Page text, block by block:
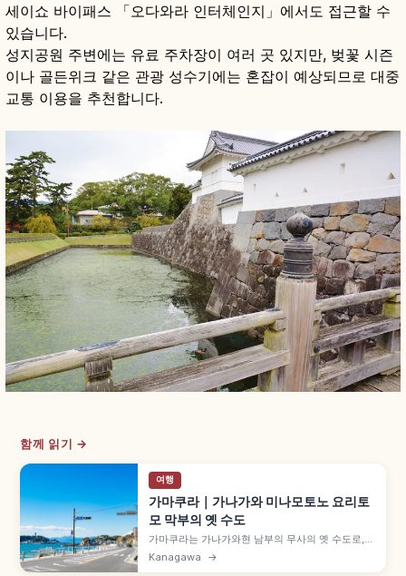
세이쇼 바이패스 「오다와라 인터체인지」에서도 접근할 수
있습니다.
성지공원 주변에는 유료 주차장이 여러 곳 있지만, 벚꽃 시즌
이나 골든위크 같은 관광 성수기에는 혼잡이 예상되므로 대중
교통 이용을 추천합니다.
함께 읽기 →
여행
가마쿠라｜가나가와 미나모토노 요리토
모 막부의 옛 수도
가마쿠라는 가나가와현 남부의 무사의 옛 수도로,
미나모토노 요리토모가 막부를 연 곳입니다. 도쿄역
JR 요코스카선 약 1시간, 쓰루가오카 하치만구, 국
Kanagawa →